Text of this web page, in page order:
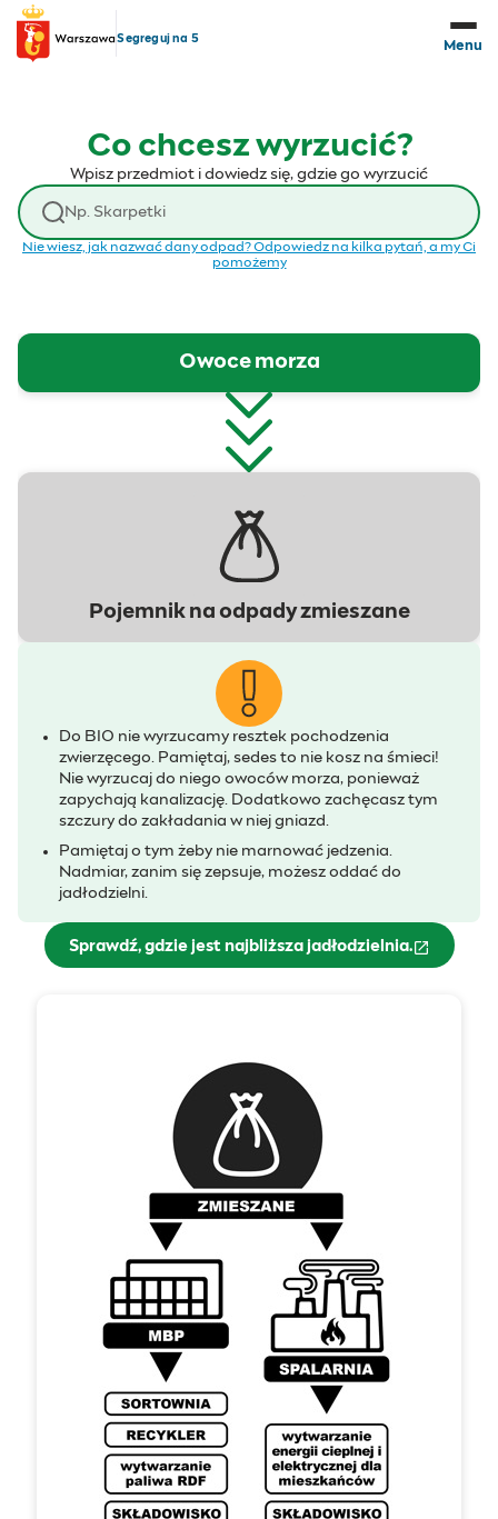
Przejdź do treści
Segreguj na 5
Menu
Co chcesz wyrzucić?
Wpisz przedmiot i dowiedz się, gdzie go wyrzucić
Wyszukaj odpad
Nie wiesz, jak nazwać dany odpad? Odpowiedz na kilka pytań, a my Ci
pomożemy
Owoce morza
Pojemnik na odpady zmieszane
Do BIO nie wyrzucamy resztek pochodzenia
zwierzęcego. Pamiętaj, sedes to nie kosz na śmieci!
Nie wyrzucaj do niego owoców morza, ponieważ
zapychają kanalizację. Dodatkowo zachęcasz tym
szczury do zakładania w niej gniazd.
Pamiętaj o tym żeby nie marnować jedzenia.
Nadmiar, zanim się zepsuje, możesz oddać do
jadłodzielni.
Sprawdź, gdzie jest najbliższa jadłodzielnia.
(otwiera się w nowym oknie)